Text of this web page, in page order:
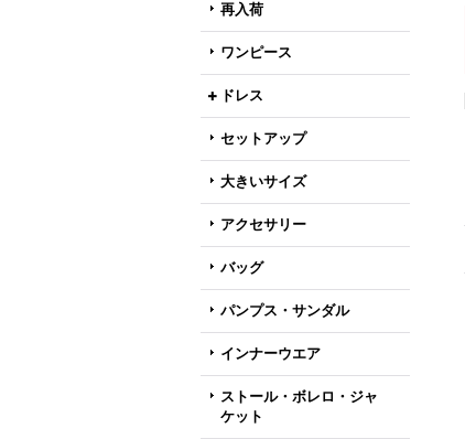
再入荷
ワンピース
ドレス
セットアップ
大きいサイズ
アクセサリー
バッグ
パンプス・サンダル
インナーウエア
ストール・ボレロ・ジャ
ケット